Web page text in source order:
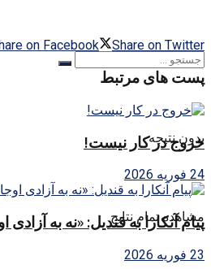
بدون نتیجه
مشاهده تمام نتایج
on Facebook Share on Twitter
پست های مرتبط
خروج در کار نیست!
24 فوریه 2026
پیام آنکارا به قندیل: «نه به
23 فوریه 2026